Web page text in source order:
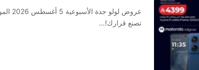
تصنع قرارك!…